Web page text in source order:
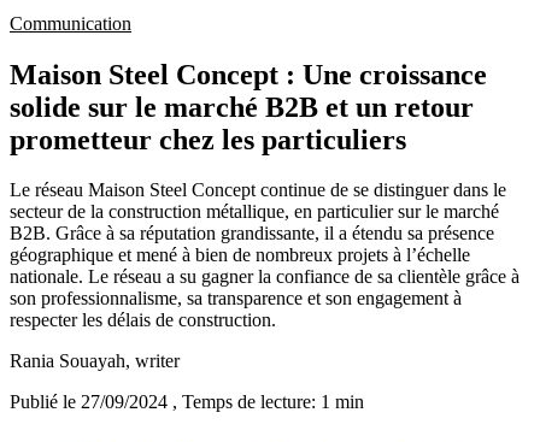
Communication
Maison Steel Concept : Une croissance
solide sur le marché B2B et un retour
prometteur chez les particuliers
Le réseau Maison Steel Concept continue de se distinguer dans le
secteur de la construction métallique, en particulier sur le marché
B2B. Grâce à sa réputation grandissante, il a étendu sa présence
géographique et mené à bien de nombreux projets à l’échelle
nationale. Le réseau a su gagner la confiance de sa clientèle grâce à
son professionnalisme, sa transparence et son engagement à
respecter les délais de construction.
Rania Souayah, writer
Publié le 27/09/2024 , Temps de lecture: 1 min